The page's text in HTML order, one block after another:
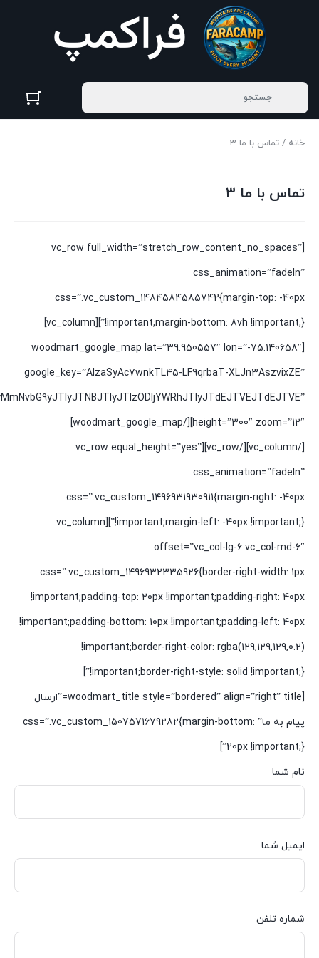
خانه / تماس با ما 3
تماس با ما 3
[vc_row full_width=”stretch_row_content_no_spaces”
css_animation=”fadeIn”
css=”.vc_custom_1484584585742{margin-top: -40px
!important;margin-bottom: 8vh !important;}”][vc_column]
[woodmart_google_map lat=”39.950557″ lon=”-75.140658″
google_key=”AIzaSyAc7wnkTL45-LF9qrbaT-XLJn3AszvixZE”
height=”300″ zoom=”12″][/woodmart_google_map]
[/vc_column][/vc_row][vc_row equal_height=”yes”
css_animation=”fadeIn”
css=”.vc_custom_1496931930911{margin-right: -40px
!important;margin-left: -40px !important;}”][vc_column
offset=”vc_col-lg-6 vc_col-md-6″
css=”.vc_custom_1496932335926{border-right-width: 1px
!important;padding-top: 20px !important;padding-right: 40px
!important;padding-bottom: 10px !important;padding-left: 40px
!important;border-right-color: rgba(129,129,129,0.2)
!important;border-right-style: solid !important;}”]
[woodmart_title style=”bordered” align=”right” title=”ارسال
پیام به ما” css=”.vc_custom_1507571679282{margin-bottom:
20px !important;}”]
نام شما
ایمیل شما
شماره تلفن